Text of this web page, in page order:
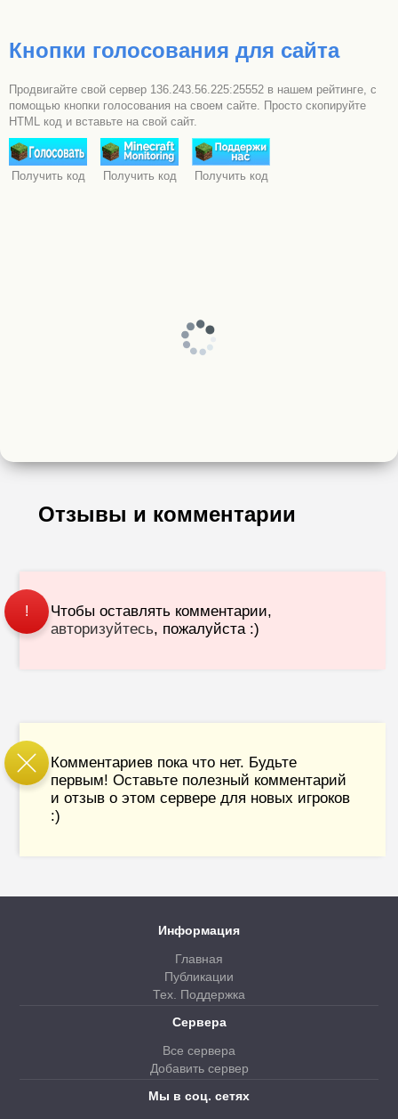
Кнопки голосования для сайта
Продвигайте свой сервер 136.243.56.225:25552 в нашем рейтинге, с
помощью кнопки голосования на своем сайте. Просто скопируйте
HTML код и вставьте на свой сайт.
Получить код Получить код Получить код
Отзывы и комментарии
!
Чтобы оставлять комментарии,
авторизуйтесь, пожалуйста :)
Комментариев пока что нет. Будьте
первым! Оставьте полезный комментарий
и отзыв о этом сервере для новых игроков
:)
Информация
Главная
Публикации
Тех. Поддержка
Сервера
Все сервера
Добавить сервер
Мы в соц. сетях